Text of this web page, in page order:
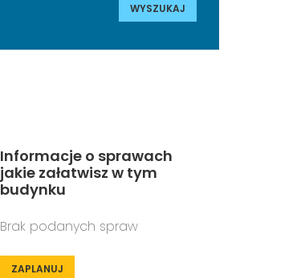
WYSZUKAJ
Informacje o sprawach
jakie załatwisz w tym
budynku
Brak podanych spraw
ZAPLANUJ